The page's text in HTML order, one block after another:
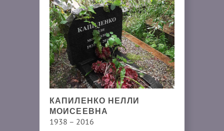
КАПИЛЕНКО НЕЛЛИ
МОИСЕЕВНА
1938 – 2016